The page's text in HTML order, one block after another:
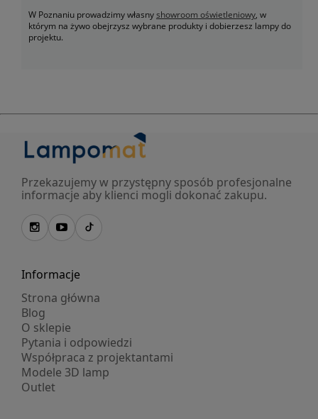
W Poznaniu prowadzimy własnyshowroom oświetleniowy, w
którym na żywo obejrzysz wybrane produkty i dobierzesz lampy do
projektu.
Przekazujemy w przystępny sposób profesjonalne
informacje aby klienci mogli dokonać zakupu.
Informacje
Strona główna
Blog
O sklepie
Pytania i odpowiedzi
Współpraca z projektantami
Modele 3D lamp
Outlet